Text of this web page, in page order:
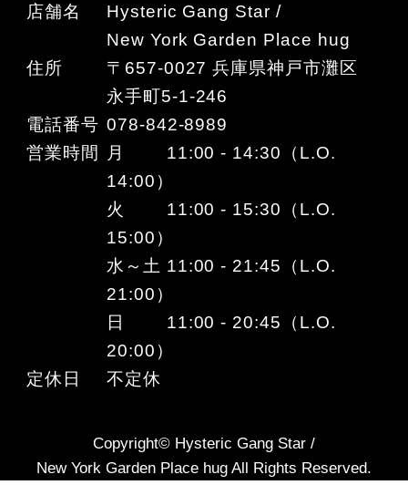
店舗名
Hysteric Gang Star /
New York Garden Place hug
住所
〒657-0027 兵庫県神戸市灘区
永手町5-1-246
電話番号 078-842-8989
営業時間
月 11:00 - 14:30（L.O.
14:00）
火 11:00 - 15:30（L.O.
15:00）
水～土 11:00 - 21:45（L.O.
21:00）
日 11:00 - 20:45（L.O.
20:00）
定休日
不定休
Copyright© Hysteric Gang Star /
New York Garden Place hug All Rights Reserved.